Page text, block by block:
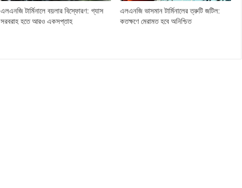
এলএনজি টার্মিনালে বয়লার বিস্ফোরণ: গ্যাস
সরবরাহ হতে আরও একসপ্তাহ
এলএনজি ভাসমান টার্মিনালের ত্রুটি জটিল:
কতক্ষণে মেরামত হবে অনিশ্চিত